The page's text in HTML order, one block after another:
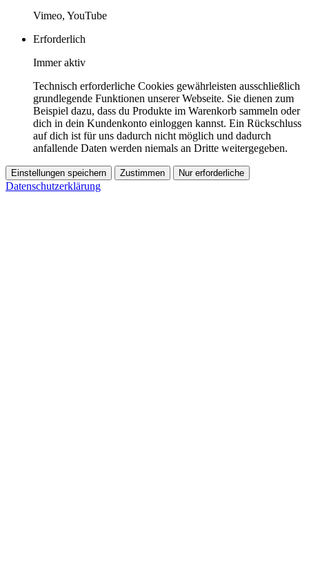
Vimeo, YouTube
Erforderlich
Immer aktiv
Technisch erforderliche Cookies gewährleisten ausschließlich
grundlegende Funktionen unserer Webseite. Sie dienen zum
Beispiel dazu, dass du Produkte im Warenkorb sammeln oder
dich in dein Kundenkonto einloggen kannst. Ein Rückschluss
auf dich ist für uns dadurch nicht möglich und dadurch
anfallende Daten werden niemals an Dritte weitergegeben.
Einstellungen speichern Zustimmen Nur erforderliche
Datenschutzerklärung